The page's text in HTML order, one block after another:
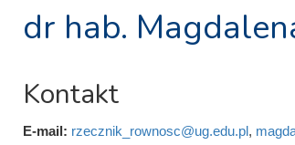
dr hab.
Kontakt
E-mail: rzecznik_rownosc@ug.edu.pl,